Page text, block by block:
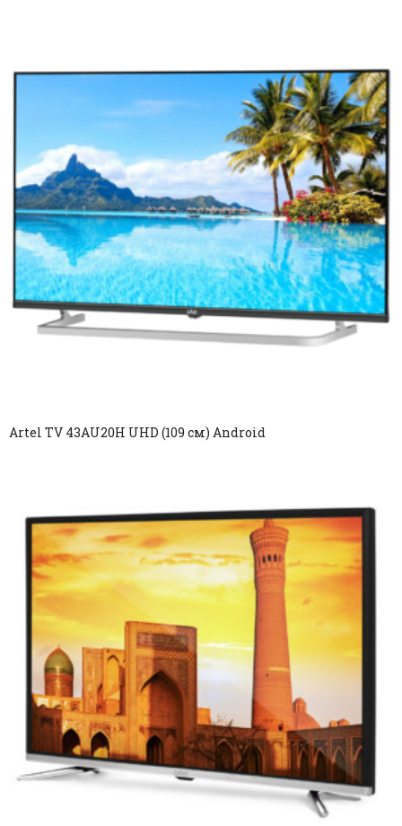
Artel TV 43AU20H UHD (109 см) Android